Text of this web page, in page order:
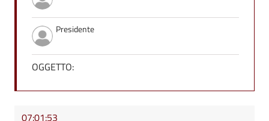
Presidente
OGGETTO:
07:01:53